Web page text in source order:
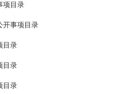
项目录
开事项目录
目录
目录
目录